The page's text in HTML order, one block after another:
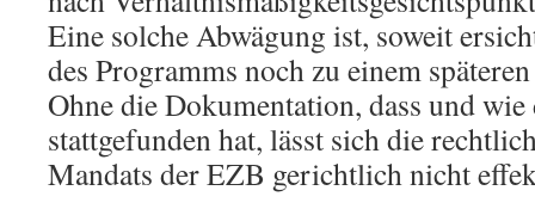
Eine solche Abwägung ist, soweit
des Programms noch zu einem
Ohne die Dokumentation, dass und
stattgefunden hat, lässt sich die
Mandats der EZB gerichtlich nicht